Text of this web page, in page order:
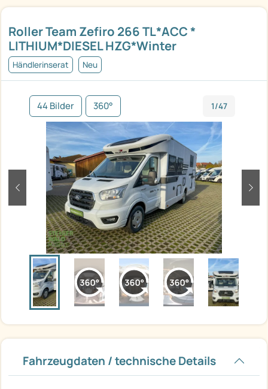
Roller Team Zefiro 266 TL*ACC *
LITHIUM*DIESEL HZG*Winter
Händlerinserat Neu
44 Bilder 360° 1/47
zurück
Fahrzeugdaten / technische Details